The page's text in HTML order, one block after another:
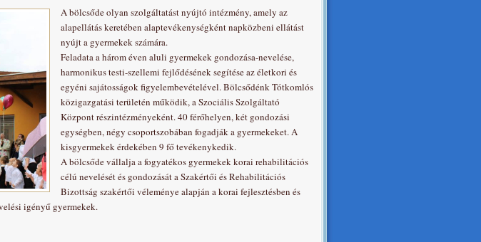
A bölcsőde olyan szolgáltatást nyújtó intézmény, amely az
alapellátás keretében alaptevékenységként napközbeni ellátást
nyújt a gyermekek számára.
Feladata a három éven aluli gyermekek gondozása-nevelése,
harmonikus testi-szellemi fejlődésének segítése az életkori és
egyéni sajátosságok figyelembevételével. Bölcsődénk Tótkomlós
közigazgatási területén működik, a Szociális Szolgáltató
Központ részintézményeként. 40 férőhelyen, két gondozási
egységben, négy csoportszobában fogadják a gyermekeket. A
kisgyermekek érdekében 9 fő tevékenykedik.
A bölcsőde vállalja a fogyatékos gyermekek korai rehabilitációs
célú nevelését és gondozását a Szakértői és Rehabilitációs
Bizottság szakértői véleménye alapján a korai fejlesztésben és
igényű gyermekek.